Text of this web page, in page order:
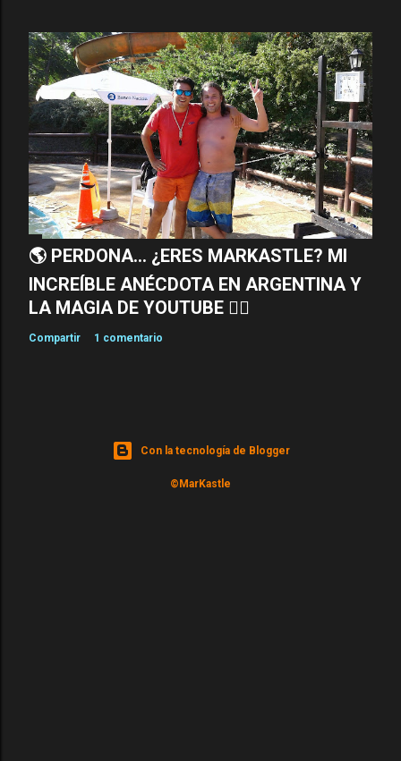
🌎 PERDONA... ¿ERES MARKASTLE? MI
INCREÍBLE ANÉCDOTA EN ARGENTINA Y
LA MAGIA DE YOUTUBE 🏊‍♂️
Compartir 1 comentario
Con la tecnología de Blogger
©MarKastle